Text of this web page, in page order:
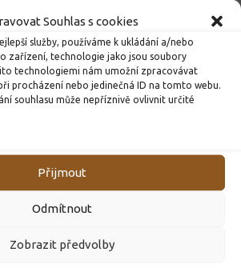
Souhlas s cookies
služby, používáme k ukládání a/nebo
zařízení, technologie jako jsou soubory
technologiemi nám umožní zpracovávat
procházení nebo jedinečná ID na tomto webu.
souhlasu může nepříznivě ovlivnit určité
Přijmout
Odmítnout
Zobrazit předvolby
K PŘEDŠKOLNÍMU VZDĚLÁVÁNÍ